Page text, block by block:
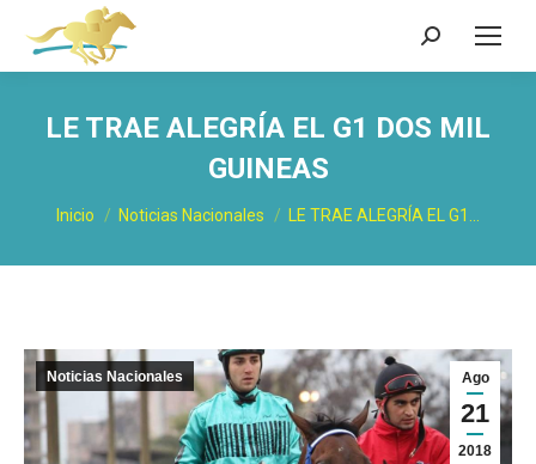
Buscar:
LE TRAE ALEGRÍA EL G1 DOS MIL
GUINEAS
Estás aquí:
Inicio Noticias Nacionales LE TRAE ALEGRÍA EL G1…
Ago
21
2018
Noticias Nacionales